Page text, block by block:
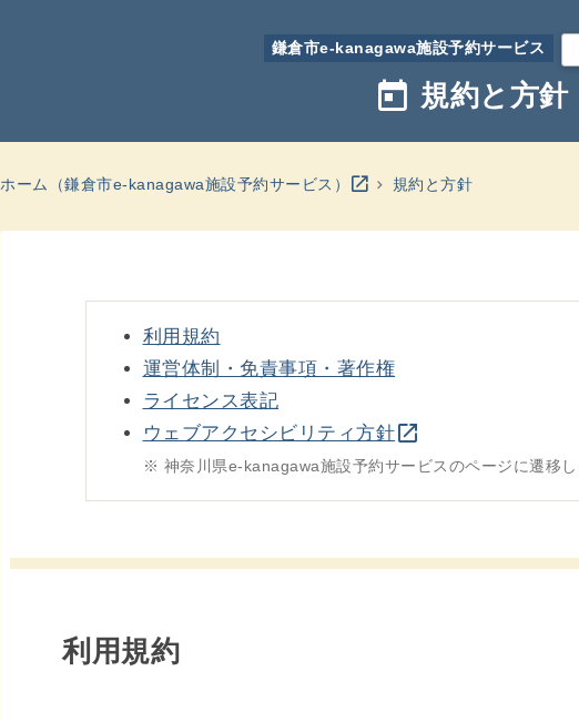
鎌倉市e-kanagawa施設予約サービス
today 規約と方針
ホーム（鎌倉市e-kanagawa施設予約サービス） open_in_new 規約と方針
利用規約
運営体制・免責事項・著作権
ライセンス表記
ウェブアクセシビリティ方針open_in_new
※ 神奈川県e-kanagawa施設予約サービスのページに遷移し
利用規約